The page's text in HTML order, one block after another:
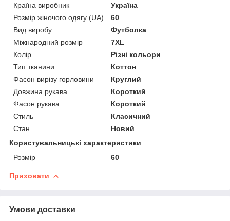
Країна виробник
Україна
Розмір жіночого одягу (UA)
60
Вид виробу
Футболка
Міжнародний розмір
7XL
Колір
Різні кольори
Тип тканини
Коттон
Фасон вирізу горловини
Круглий
Довжина рукава
Короткий
Фасон рукава
Короткий
Стиль
Класичний
Стан
Новий
Користувальницькі характеристики
Розмір
60
Приховати
Умови доставки